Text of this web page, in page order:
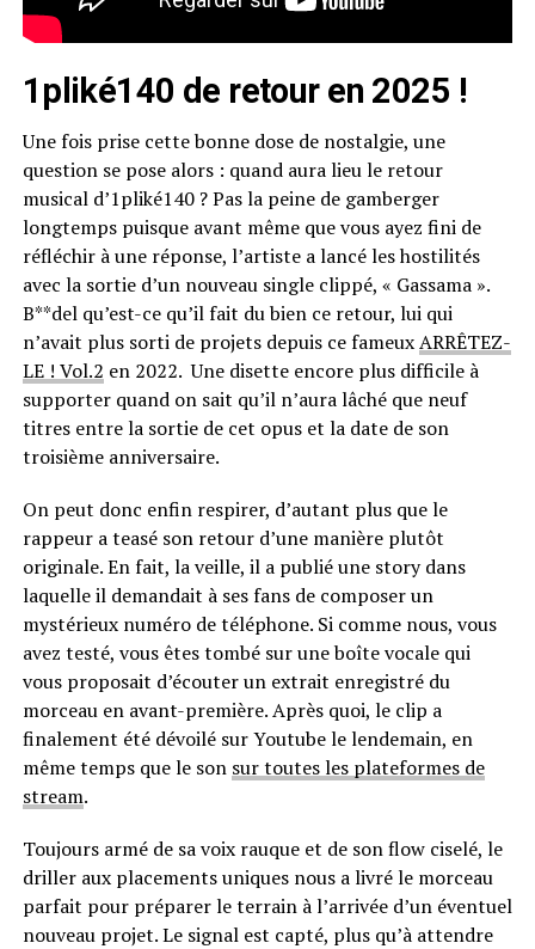
1pliké140 de retour en 2025 !
Une fois prise cette bonne dose de nostalgie, une
question se pose alors : quand aura lieu le retour
musical d’1pliké140 ? Pas la peine de gamberger
longtemps puisque avant même que vous ayez fini de
réfléchir à une réponse, l’artiste a lancé les hostilités
avec la sortie d’un nouveau single clippé, « Gassama ».
B**del qu’est-ce qu’il fait du bien ce retour, lui qui
n’avait plus sorti de projets depuis ce fameuxARRÊTEZ-
LE ! Vol.2 en 2022. Une disette encore plus difficile à
supporter quand on sait qu’il n’aura lâché que neuf
titres entre la sortie de cet opus et la date de son
troisième anniversaire.
On peut donc enfin respirer, d’autant plus que le
rappeur a teasé son retour d’une manière plutôt
originale. En fait, la veille, il a publié une story dans
laquelle il demandait à ses fans de composer un
mystérieux numéro de téléphone. Si comme nous, vous
avez testé, vous êtes tombé sur une boîte vocale qui
vous proposait d’écouter un extrait enregistré du
morceau en avant-première. Après quoi, le clip a
finalement été dévoilé sur Youtube le lendemain, en
même temps que le son sur toutes les plateformes de
stream.
Toujours armé de sa voix rauque et de son flow ciselé, le
driller aux placements uniques nous a livré le morceau
parfait pour préparer le terrain à l’arrivée d’un éventuel
nouveau projet. Le signal est capté, plus qu’à attendre